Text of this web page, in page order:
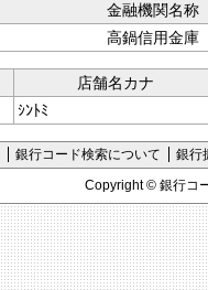
金融機関名称
高鍋信用金庫
店舗名カナ
ｼﾝﾄﾐ
銀行コード検索について
銀行
Copyright © 銀行コ